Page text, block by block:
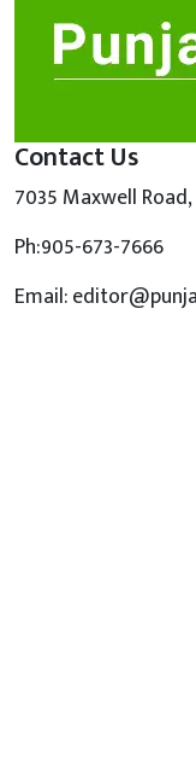
Contact Us
7035 Maxwell
Ph:905-673-7666
Email: